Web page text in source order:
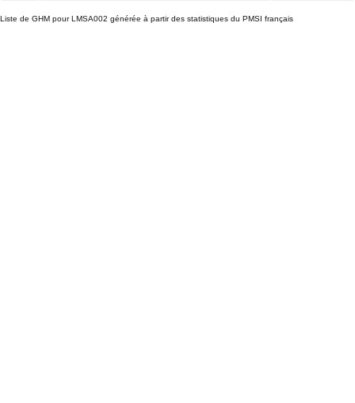
Liste de GHM pour LMSA002 générée à partir des statistiques du PMSI français